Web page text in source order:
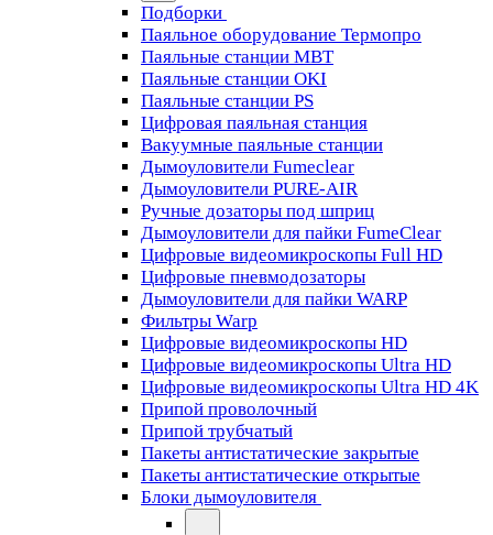
Подборки
Паяльное оборудование Термопро
Паяльные станции MBT
Паяльные станции OKI
Паяльные станции PS
Цифровая паяльная станция
Вакуумные паяльные станции
Дымоуловители Fumeclear
Дымоуловители PURE-AIR
Ручные дозаторы под шприц
Дымоуловители для пайки FumeClear
Цифровые видеомикроскопы Full HD
Цифровые пневмодозаторы
Дымоуловители для пайки WARP
Фильтры Warp
Цифровые видеомикроскопы HD
Цифровые видеомикроскопы Ultra HD
Цифровые видеомикроскопы Ultra HD 4K
Припой проволочный
Припой трубчатый
Пакеты антистатические закрытые
Пакеты антистатические открытые
Блоки дымоуловителя